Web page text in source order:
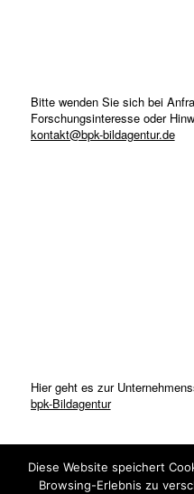
Bitte wenden Sie sich bei
Forschungsinteresse oder
kontakt@bpk-bildagentur.de
Hier geht es zur
bpk-Bildagentur
Diese Website speichert
Browsing-Erlebnis zu